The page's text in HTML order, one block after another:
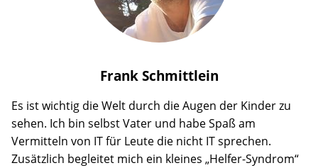
Frank Schmittlein
Es ist wichtig die Welt durch die Augen der Kinder zu
sehen. Ich bin selbst Vater und habe Spaß am
Vermitteln von IT für Leute die nicht IT sprechen.
Zusätzlich begleitet mich ein kleines „Helfer-Syndrom“